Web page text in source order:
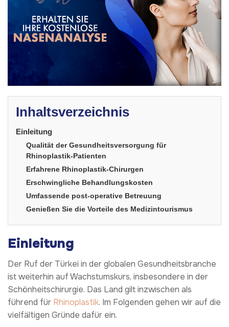
Inhaltsverzeichnis
Einleitung
Qualität der Gesundheitsversorgung für
Rhinoplastik-Patienten
Erfahrene Rhinoplastik-Chirurgen
Erschwingliche Behandlungskosten
Umfassende post-operative Betreuung
Genießen Sie die Vorteile des Medizintourismus
Einleitung
Der Ruf der Türkei in der globalen Gesundheitsbranche
ist weiterhin auf Wachstumskurs, insbesondere in der
Schönheitschirurgie. Das Land gilt inzwischen als
führend für Rhinoplastik. Im Folgenden gehen wir auf die
vielfältigen Gründe dafür ein.